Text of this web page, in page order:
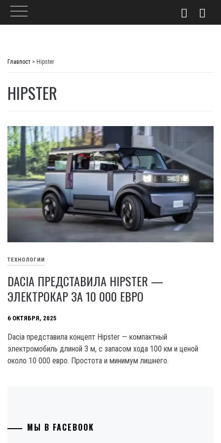
Главпост > Hipster
HIPSTER
ТЕХНОЛОГИИ
DACIA ПРЕДСТАВИЛА HIPSTER —
ЭЛЕКТРОКАР ЗА 10 000 ЕВРО
6 ОКТЯБРЯ, 2025
Dacia представила концепт Hipster — компактный
электромобиль длиной 3 м, с запасом хода 100 км и ценой
около 10 000 евро. Простота и минимум лишнего.
МЫ В FACEBOOK